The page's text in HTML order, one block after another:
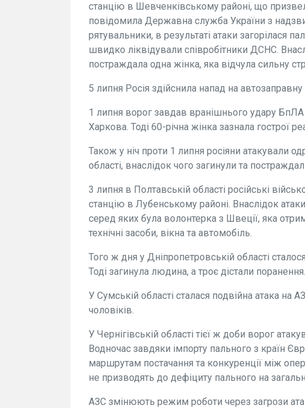
станцію в Шевченківському районі, що
повідомила Державна служба України з
рятувальники, в результаті атаки загорілася
швидко ліквідували співробітники ДСНС.
постраждала одна жінка, яка відчула сильну
5 липня Росія здійснила напад на
1 липня ворог завдав вранішнього удару
Харкова. Тоді 60-річна жінка зазнала гострої
Також у ніч проти 1 липня росіяни атакували
області, внаслідок чого загинули та
3 липня в Полтавській області російські
станцію в Лубенському районі. Внаслідок
серед яких була волонтерка з Швеції, яка
технічні засоби, вікна та автомобіль.
Того ж дня у Дніпропетровській області
Тоді загинула людина, а троє дістали поранення.
У Сумській області сталася подвійна атака на
чоловіків.
У Чернігівській області тієї ж доби ворог
Водночас завдяки імпорту пального з країн
маршрутам постачання та конкуренції між
не призводять до дефіциту пального на
АЗС змінюють режим роботи через загрози